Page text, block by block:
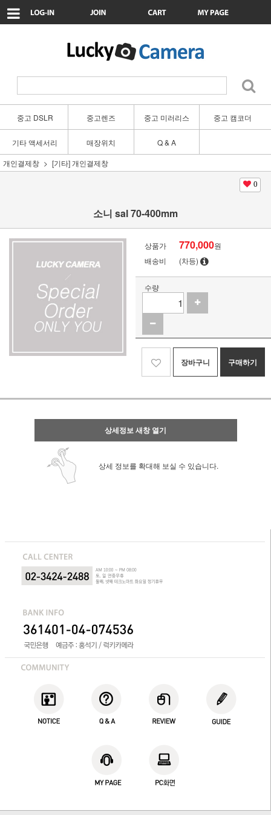
중고 DSLR 중고렌즈 중고 미러리스 중고 캠코더
기타 액세서리 매장위치
Q & A
개인결제창
[기타] 개인결제창
0
소니 sal 70-400mm
상품가 770,000원
배송비
(차등)
수량
장바구니 구매하기
상세정보 새창 열기
상세 정보를 확대해 보실 수 있습니다.